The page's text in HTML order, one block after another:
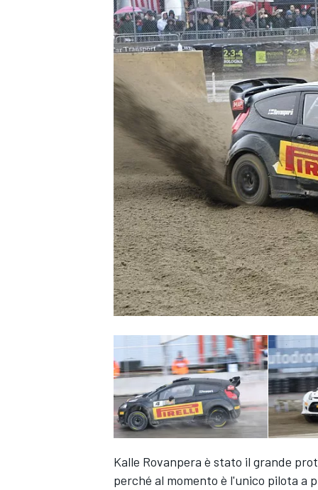
MONOPOSTO
Kalle Rovanpera è stato il grande
perché al momento è l'unico pilota a